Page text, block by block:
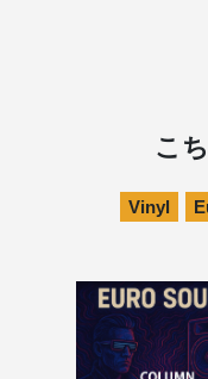
こ
Vinyl